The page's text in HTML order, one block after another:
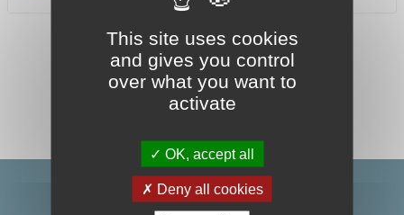
This site uses cookies
and gives you control
over what you want to
activate
OK, accept all
Deny all cookies